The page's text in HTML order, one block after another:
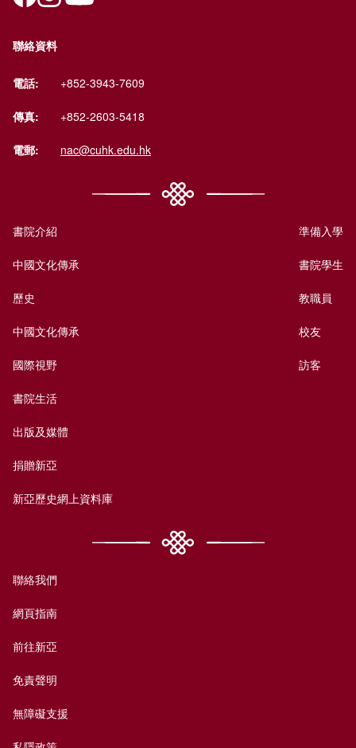
聯絡資料
電話: +852-3943-7609
傳真: +852-2603-5418
電郵: nac@cuhk.edu.hk
書院介紹
中國文化傳承
歷史
中國文化傳承
國際視野
書院生活
出版及媒體
捐贈新亞
新亞歷史網上資料庫
準備入學
書院學生
教職員
校友
訪客
聯絡我們
網頁指南
前往新亞
免責聲明
無障礙支援